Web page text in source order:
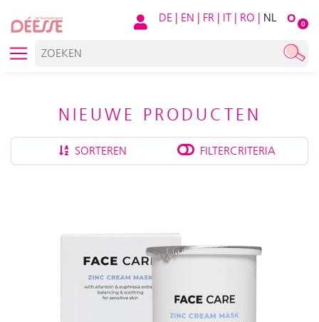
O 0
DE | EN | FR | IT | RO | NL
NIEUWE PRODUCTEN
SORTEREN FILTERCRITERIA